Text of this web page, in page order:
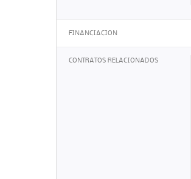
FINANCIACION
CONTRATOS RELACIONADOS